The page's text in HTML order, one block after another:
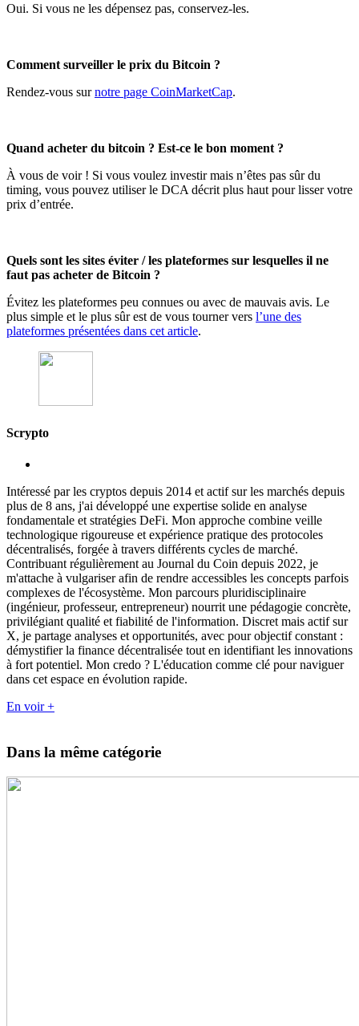
Oui. Si vous ne les dépensez pas, conservez-les.
Comment surveiller le prix du Bitcoin ?
Rendez-vous surnotre page CoinMarketCap.
Quand acheter du bitcoin ? Est-ce le bon moment ?
À vous de voir ! Si vous voulez investir mais n’êtes pas sûr du
timing, vous pouvez utiliser le DCA décrit plus haut pour lisser votre
prix d’entrée.
Quels sont les sites éviter / les plateformes sur lesquelles il ne
faut pas acheter de Bitcoin ?
Évitez les plateformes peu connues ou avec de mauvais avis. Le
plus simple et le plus sûr est de vous tourner vers l’une des
plateformes présentées dans cet article.
Scrypto
Intéressé par les cryptos depuis 2014 et actif sur les marchés depuis
plus de 8 ans, j'ai développé une expertise solide en analyse
fondamentale et stratégies DeFi. Mon approche combine veille
technologique rigoureuse et expérience pratique des protocoles
décentralisés, forgée à travers différents cycles de marché.
Contribuant régulièrement au Journal du Coin depuis 2022, je
m'attache à vulgariser afin de rendre accessibles les concepts parfois
complexes de l'écosystème. Mon parcours pluridisciplinaire
(ingénieur, professeur, entrepreneur) nourrit une pédagogie concrète,
privilégiant qualité et fiabilité de l'information. Discret mais actif sur
X, je partage analyses et opportunités, avec pour objectif constant :
démystifier la finance décentralisée tout en identifiant les innovations
à fort potentiel. Mon credo ? L'éducation comme clé pour naviguer
dans cet espace en évolution rapide.
En voir +
Dans la même catégorie